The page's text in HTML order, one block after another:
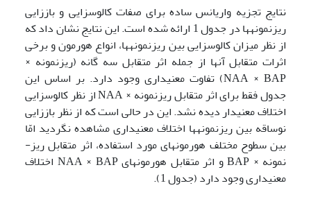
نتایج تجزیه واریانس ساده برای صفات کالوس­زایی و باززایی
ریزنمونه­ها در جدول 1 ارائه شده است. این نتایج نشان داد که
از نظر میزان کالوس­زایی بین ریزنمونه­ها، انواع هورمون­ و برخی
اثرات متقابل آنها از جمله اثر متقابل سه گانه (ریز­نمونه ×
NAA × BAP) تفاوت معنی­داری وجود دارد. بر اساس این
جدول فقط برای اثر متقابل ریز­نمونه × NAA از نظر کالوس­زایی
اختلاف معنی­دار دیده نشد. این در حالی است که از نظر باززایی
نوساقه بین ریزنمونه­ها اختلاف معنی­داری مشاهده نگردید امّا
بین سطوح مختلف هورمونهای مورد استفاده، اثر متقابل ریز­
نمونه × BAP و اثر متقابل هورمونهای NAA × BAP اختلاف
معنی­داری وجود دارد (جدول 1).